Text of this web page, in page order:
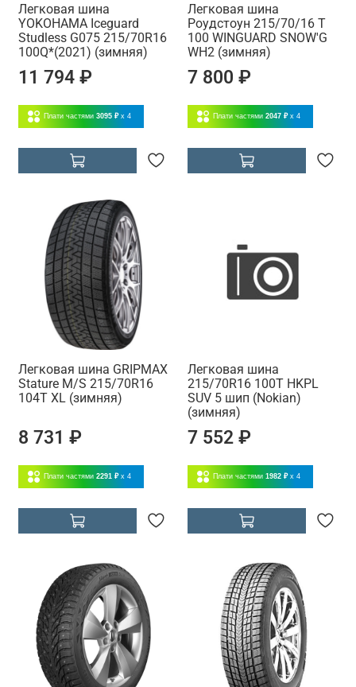
Легковая шина
YOKOHAMA Iceguard
Studless G075 215/70R16
100Q*(2021) (зимняя)
11 794 ₽
Плати частями 3095 ₽ x 4
Легковая шина
Роудстоун 215/70/16 T
100 WINGUARD SNOW'G
WH2 (зимняя)
7 800 ₽
Плати частями 2047 ₽ x 4
Легковая шина GRIPMAX
Stature M/S 215/70R16
104T XL (зимняя)
8 731 ₽
Плати частями 2291 ₽ x 4
Легковая шина
215/70R16 100T HKPL
SUV 5 шип (Nokian)
(зимняя)
7 552 ₽
Плати частями 1982 ₽ x 4